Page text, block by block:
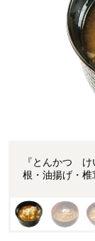
『とんかつ
根・油揚げ・